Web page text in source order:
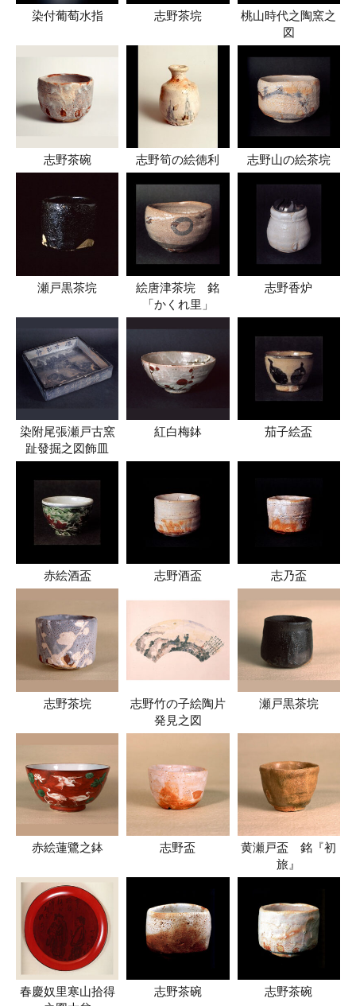
染付葡萄水指 志野茶垸
桃山時代之陶窯之
図
志野茶碗 志野筍の絵徳利 志野山の絵茶垸
瀬戸黒茶垸
絵唐津茶垸 銘
「かくれ里」
志野香炉
染附尾張瀬戸古窯
趾發掘之図飾皿
紅白梅鉢 茄子絵盃
赤絵酒盃 志野酒盃 志乃盃
志野茶垸
志野竹の子絵陶片
発見之図
瀬戸黒茶垸
赤絵蓮鷺之鉢 志野盃
黄瀬戸盃 銘『初
旅』
春慶奴里寒山拾得
志野茶碗 志野茶碗